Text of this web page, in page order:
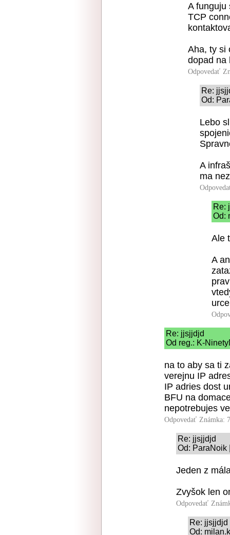
A funguju
TCP
Aha, ty si
dopad na
Odpovedať
Re:
Od:
Lebo
A
ma
Re:
Od:
Ale
A
Re: jjsjjdjd
Od reg.: K-
na to aby sa ti
verejnu IP
IP adries dost
BFU na
nepotrebujes
Odpovedať Známka:
Re: jjsjjdjd
Od: ParaNoik
Jeden z
Zvyšok len
Odpovedať
Re: jjsjjdjd
Od: